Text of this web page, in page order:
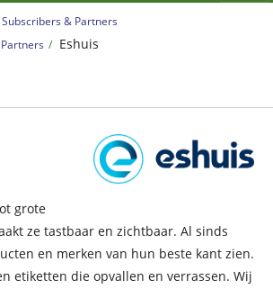
Subscribers & Partners
Eshuis
grote
ze tastbaar en zichtbaar. Al sinds
en merken van hun beste kant zien.
etiketten die opvallen en verrassen. Wij